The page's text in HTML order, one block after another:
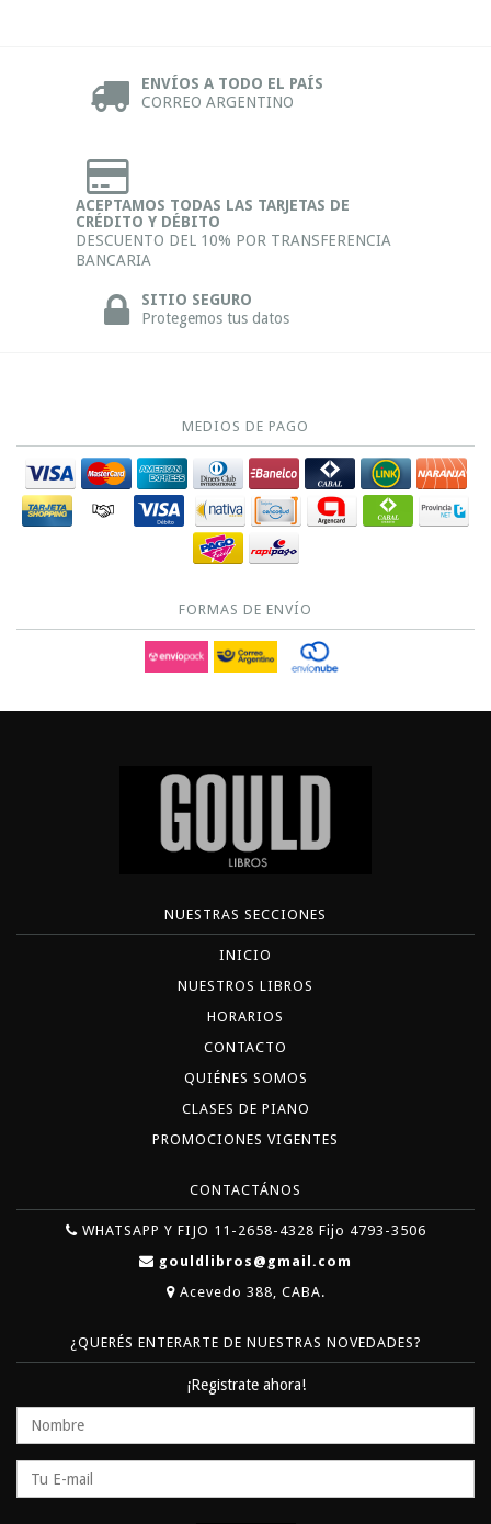
ENVÍOS A TODO EL PAÍS
CORREO ARGENTINO
ACEPTAMOS TODAS LAS TARJETAS DE
CRÉDITO Y DÉBITO
DESCUENTO DEL 10% POR TRANSFERENCIA
BANCARIA
SITIO SEGURO
Protegemos tus datos
MEDIOS DE PAGO
FORMAS DE ENVÍO
NUESTRAS SECCIONES
INICIO
NUESTROS LIBROS
HORARIOS
CONTACTO
QUIÉNES SOMOS
CLASES DE PIANO
PROMOCIONES VIGENTES
CONTACTÁNOS
WHATSAPP Y FIJO 11-2658-4328 Fijo 4793-3506
gouldlibros@gmail.com
Acevedo 388, CABA.
¿QUERÉS ENTERARTE DE NUESTRAS NOVEDADES?
¡Registrate ahora!